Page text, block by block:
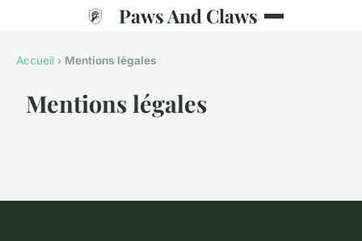
Paws And Claws
Accueil › Mentions légales
Mentions légales